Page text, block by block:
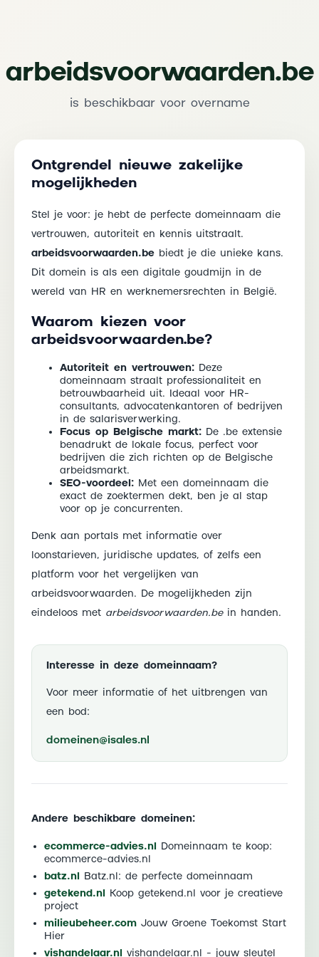
arbeidsvoorwaarden.be
is beschikbaar voor overname
Ontgrendel nieuwe zakelijke
mogelijkheden
Stel je voor: je hebt de perfecte domeinnaam die
vertrouwen, autoriteit en kennis uitstraalt.
arbeidsvoorwaarden.be biedt je die unieke kans.
Dit domein is als een digitale goudmijn in de
wereld van HR en werknemersrechten in België.
Waarom kiezen voor
arbeidsvoorwaarden.be?
Autoriteit en vertrouwen: Deze
domeinnaam straalt professionaliteit en
betrouwbaarheid uit. Ideaal voor HR-
consultants, advocatenkantoren of bedrijven
in de salarisverwerking.
Focus op Belgische markt: De .be extensie
benadrukt de lokale focus, perfect voor
bedrijven die zich richten op de Belgische
arbeidsmarkt.
SEO-voordeel: Met een domeinnaam die
exact de zoektermen dekt, ben je al stap
voor op je concurrenten.
Denk aan portals met informatie over
loonstarieven, juridische updates, of zelfs een
platform voor het vergelijken van
arbeidsvoorwaarden. De mogelijkheden zijn
eindeloos met arbeidsvoorwaarden.bein handen.
Interesse in deze domeinnaam?
Voor meer informatie of het uitbrengen van
een bod:
domeinen@isales.nl
Andere beschikbare domeinen:
ecommerce-advies.nl
Domeinnaam te koop:
ecommerce-advies.nl
batz.nl
Batz.nl: de perfecte domeinnaam
getekend.nl
Koop getekend.nl voor je creatieve
project
milieubeheer.com Jouw Groene Toekomst Start
Hier
vishandelaar.nl
vishandelaar.nl - jouw sleutel